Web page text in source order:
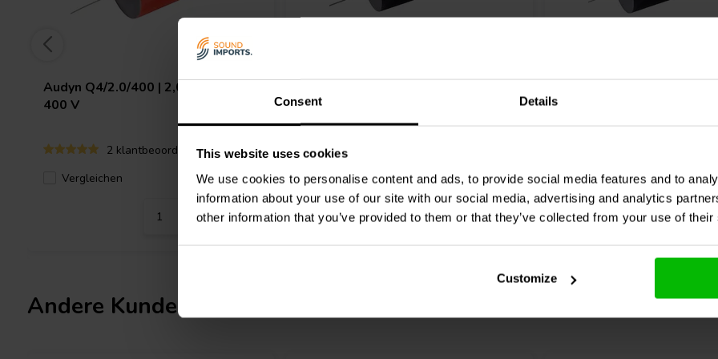
Consent Details
This website uses cookies
We use cookies to personalise content and ads, to provide social media features and to
information about your use of our site with our social media, advertising and analytics
other information that you’ve provided to them or that they’ve collected from your use of
Customize
Audyn Q4/2.0/400 | 2,0 µF | 5% |
400 V
2 klantbeoordelingen
Vergleichen
7 Auf Lager
160 V
Vergleichen
10+ Auf Lager
Vergleichen
Andere Kunden kauften auch